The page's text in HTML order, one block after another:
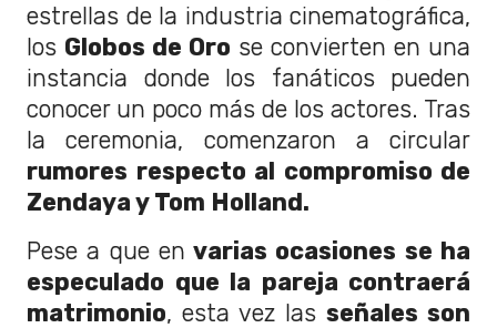
estrellas de la industria cinematográfica,
los Globos de Oro se convierten en una
instancia donde los fanáticos pueden
conocer un poco más de los actores. Tras
la ceremonia, comenzaron a circular
rumores respecto al compromiso de
Zendaya y Tom Holland.
Pese a que en varias ocasiones se ha
especulado que la pareja contraerá
matrimonio, esta vez las señales son